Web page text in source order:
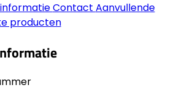
Contact Aanvullende
producten